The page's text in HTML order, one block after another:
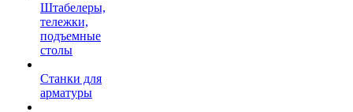
Штабелеры,
тележки,
подъемные
столы
Станки для
арматуры